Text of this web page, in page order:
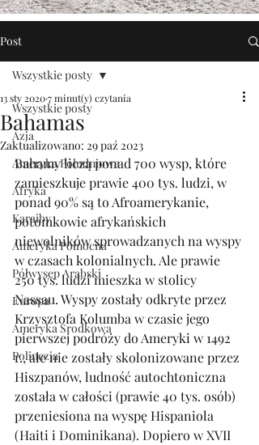
Post
Wszystkie posty
Azja
Ameryka Południowa
Afryka
Karaiby
Ameryka Północna
Półwysep Arabski
Europa
Ameryka Środkowa
Polinezja
Wszystkie posty
Bahamas
13 sty 20207 minut(y) czytania
Zaktualizowano: 29 paź 2023
Bahamy liczą ponad 700 wysp, które
zamieszkuje prawie 400 tys. ludzi, w
ponad 90% są to Afroamerykanie,
potomkowie afrykańskich
niewolników sprowadzanych na wyspy
w czasach kolonialnych. Ale prawie
250 tys. ludzi mieszka w stolicy
Nassau. Wyspy zostały odkryte przez
Krzysztofa Kolumba w czasie jego
pierwszej podróży do Ameryki w 1492
r., ale nie zostały skolonizowane przez
Hiszpanów, ludność autochtoniczna
została w całości (prawie 40 tys. osób)
przeniesiona na wyspę Hispaniola
(Haiti i Dominikana). Dopiero w XVII